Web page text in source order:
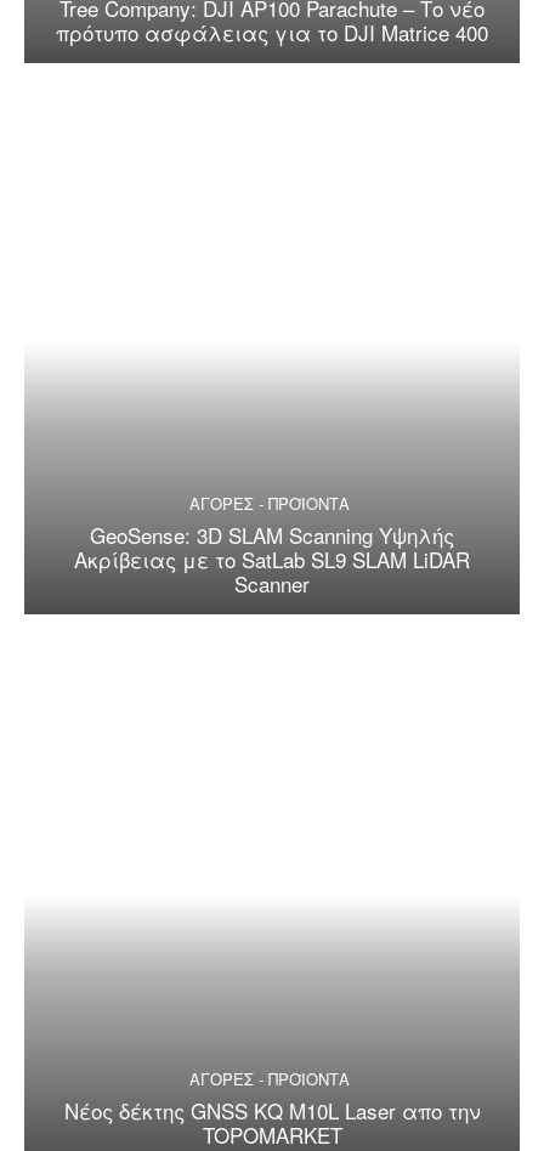
Tree Company: DJI AP100 Parachute – Το νέο
πρότυπο ασφάλειας για το DJI Matrice 400
ΑΓΟΡΕΣ - ΠΡΟΪΟΝΤΑ
GeoSense: 3D SLAM Scanning Υψηλής
Ακρίβειας με το SatLab SL9 SLAM LiDAR
Scanner
ΑΓΟΡΕΣ - ΠΡΟΪΟΝΤΑ
Nέος δέκτης GNSS KQ M10L Laser απo την
TOPOMARKET